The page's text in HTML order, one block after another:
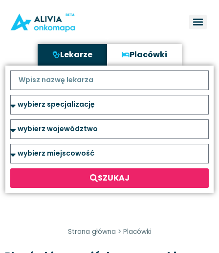
Lekarze Placówki
SZUKAJ
Strona główna > Placówki